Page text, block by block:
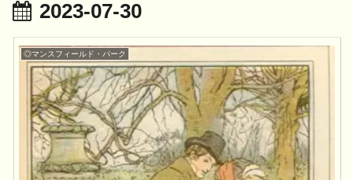
2023-07-30
◎マンスフィールド・パーク